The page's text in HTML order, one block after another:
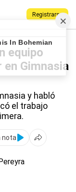
Registrarse
equipo
en Gimnasia
y habló
el trabajo
nota